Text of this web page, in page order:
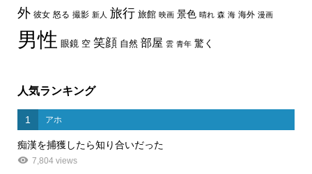
外 彼女 怒る 撮影 新人 旅行 旅館 映画 景色 晴れ 森 海 海外 漫画
男性 眼鏡 空 笑顔 自然 部屋 雲 青年 驚く
人気ランキング
1 アホ
痴漢を捕獲したら知り合いだった
7,804 views